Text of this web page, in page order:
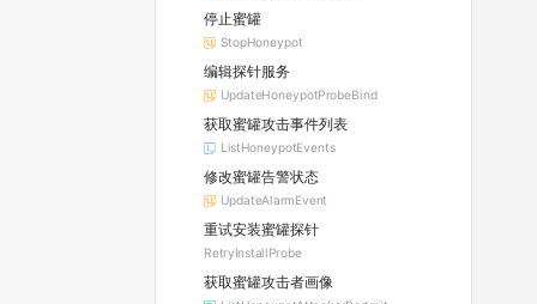
停止蜜罐
StopHoneypot
编辑探针服务
UpdateHoneypotProbeBind
获取蜜罐攻击事件列表
ListHoneypotEvents
修改蜜罐告警状态
UpdateAlarmEvent
重试安装蜜罐探针
RetryInstallProbe
获取蜜罐攻击者画像